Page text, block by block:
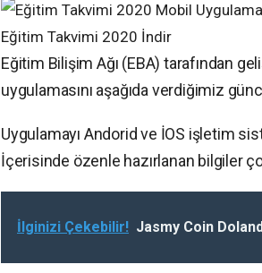
Eğitim Takvimi 2020 İndir
Eğitim Bilişim Ağı (EBA) tarafından
uygulamasını aşağıda verdiğimiz
Uygulamayı Andorid ve İOS işletim
İçerisinde özenle hazırlanan bilgiler
İlginizi Çekebilir! Jasmy Coin